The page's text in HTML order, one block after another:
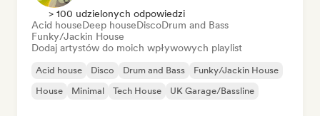
> 100 udzielonych odpowiedzi
Acid houseDeep houseDiscoDrum and Bass
Funky/Jackin House
Dodaj artystów do moich wpływowych playlist
Acid house Disco Drum and Bass
Funky/Jackin House
House
Minimal Tech House UK Garage/Bassline